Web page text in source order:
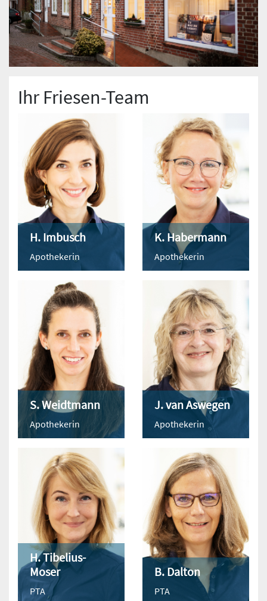
Ihr Friesen-Team
H. Imbusch
Apothekerin
K. Habermann
Apothekerin
S. Weidtmann
Apothekerin
J. van Aswegen
Apothekerin
H. Tibelius-
Moser
PTA
B. Dalton
PTA